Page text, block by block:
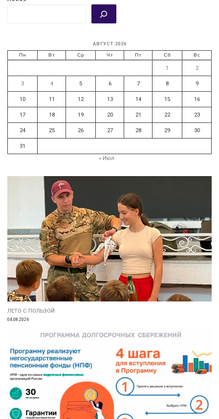
АВГУСТ 2026
Пн Вт Ср Чт Пт Сб Вс
1 2
3 4 5 6 7 8 9
10 11 12 13 14 15 16
17 18 19 20 21 22 23
24 25 26 27 28 29 30
31
« Июл
ЛЕТО С ПОЛЬЗОЙ
04.08.2026